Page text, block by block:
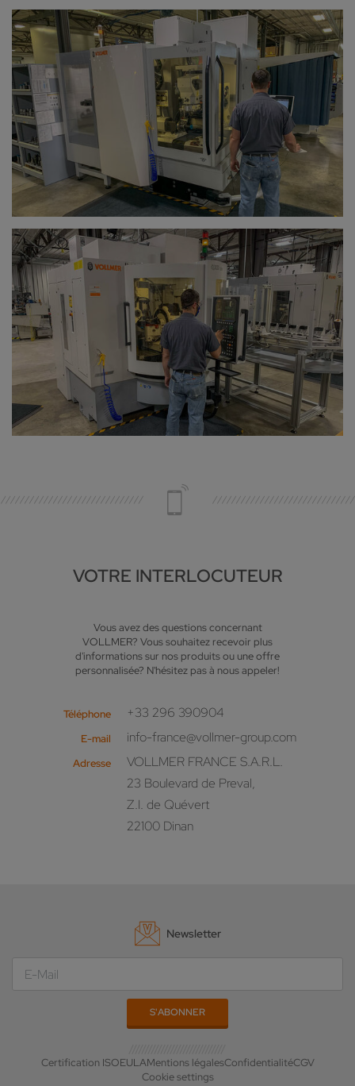
VOTRE INTERLOCUTEUR
Vous avez des questions concernant
VOLLMER? Vous souhaitez recevoir plus
d'informations sur nos produits ou une offre
personnalisée? N'hésitez pas à nous appeler!
Téléphone +33 296 390904
E-mail info-france@vollmer-group.com
Adresse
VOLLMER FRANCE S.A.R.L.
23 Boulevard de Preval,
Z.I. de Quévert
22100 Dinan
Newsletter
Certification ISOEULAMentions légalesConfidentialitéCGV
Cookie settings